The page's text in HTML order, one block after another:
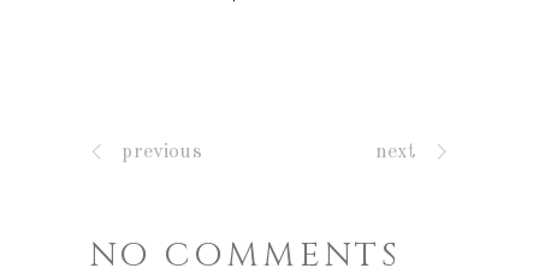
previous next
NO COMMENTS